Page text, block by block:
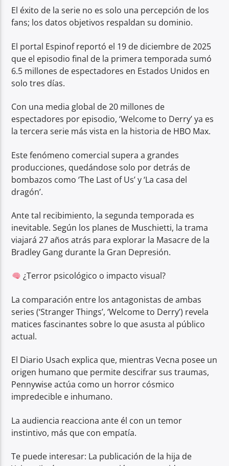
El éxito de la serie no es solo una percepción de los
fans; los datos objetivos respaldan su dominio.
El portal Espinof reportó el 19 de diciembre de 2025
que el episodio final de la primera temporada sumó
6.5 millones de espectadores en Estados Unidos en
solo tres días.
Con una media global de 20 millones de
espectadores por episodio, ‘Welcome to Derry’ ya es
la tercera serie más vista en la historia de HBO Max.
Este fenómeno comercial supera a grandes
producciones, quedándose solo por detrás de
bombazos como ‘The Last of Us’ y ‘La casa del
dragón’.
Ante tal recibimiento, la segunda temporada es
inevitable. Según los planes de Muschietti, la trama
viajará 27 años atrás para explorar la Masacre de la
Bradley Gang durante la Gran Depresión.
¿Terror psicológico o impacto visual?
La comparación entre los antagonistas de ambas
series (‘Stranger Things’, ‘Welcome to Derry’) revela
matices fascinantes sobre lo que asusta al público
actual.
El Diario Usach explica que, mientras Vecna posee un
origen humano que permite descifrar sus traumas,
Pennywise actúa como un horror cósmico
impredecible e inhumano.
La audiencia reacciona ante él con un temor
instintivo, más que con empatía.
Te puede interesar: La publicación de la hija de